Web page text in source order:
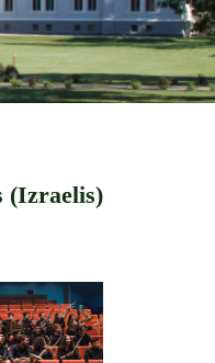
(Izraelis)